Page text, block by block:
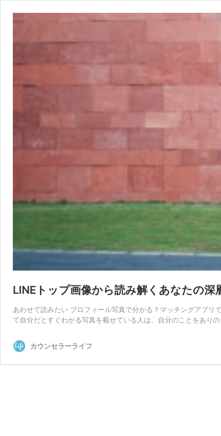
LINEトップ画像から読み解くあなたの深
あわせて読みたい プロフィール写真で分かる？マッチングアプ
て自分だとすぐわかる写真を載せている人は、自分のことをあり
カウンセラーライフ